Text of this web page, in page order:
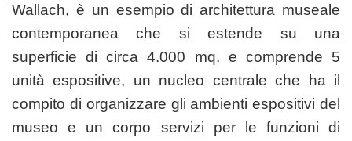
Wallach, è un esempio di architettura museale
contemporanea che si estende su una
superficie di circa 4.000 mq. e comprende 5
unità espositive, un nucleo centrale che ha il
compito di organizzare gli ambienti espositivi del
museo e un corpo servizi per le funzioni di